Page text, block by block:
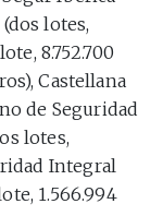
(dos lotes,
8.752.700
Castellana
de Seguridad
lotes,
Integral
1.566.994